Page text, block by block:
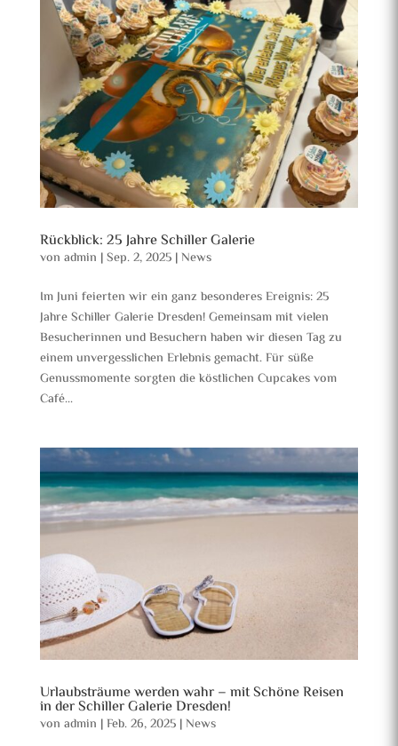
Rückblick: 25 Jahre Schiller Galerie
von admin |Sep. 2, 2025|News
Im Juni feierten wir ein ganz besonderes Ereignis: 25
Jahre Schiller Galerie Dresden! Gemeinsam mit vielen
Besucherinnen und Besuchern haben wir diesen Tag zu
einem unvergesslichen Erlebnis gemacht. Für süße
Genussmomente sorgten die köstlichen Cupcakes vom
Café...
Urlaubsträume werden wahr – mit Schöne Reisen
in der Schiller Galerie Dresden!
von admin |Feb. 26, 2025|News